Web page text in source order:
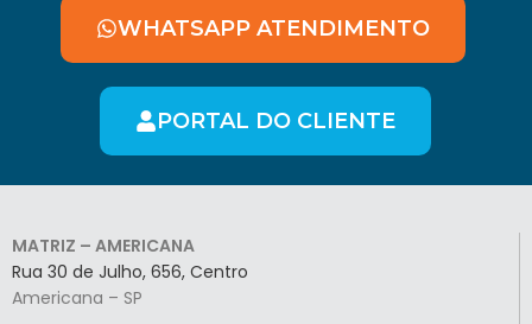
WHATSAPP ATENDIMENTO
PORTAL DO CLIENTE
MATRIZ – AMERICANA
Rua 30 de Julho, 656, Centro
Americana – SP